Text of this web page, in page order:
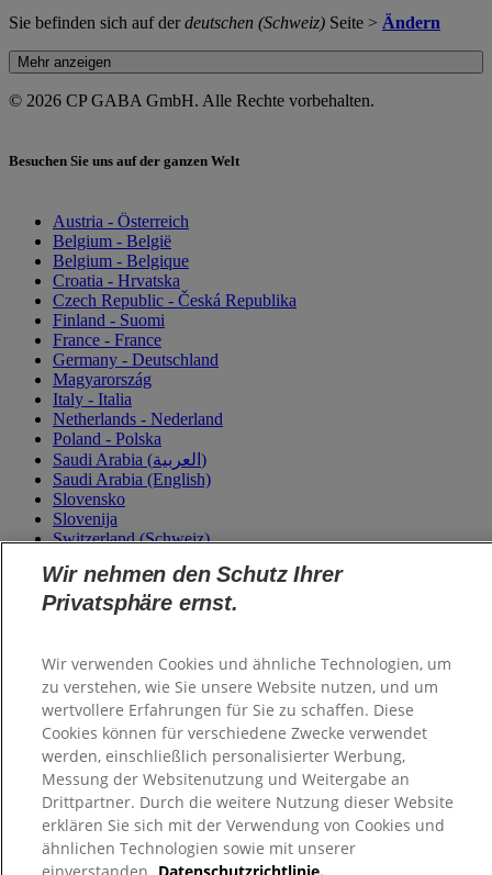
Sie befinden sich auf derdeutschen (Schweiz) Seite > Ändern
Mehr anzeigen
© 2026 CP GABA GmbH. Alle Rechte vorbehalten.
Besuchen Sie uns auf der ganzen Welt
Austria - Österreich
Belgium - België
Belgium - Belgique
Croatia - Hrvatska
Czech Republic - Česká Republika
Finland - Suomi
France - France
Germany - Deutschland
Magyarország
Italy - Italia
Netherlands - Nederland
Poland - Polska
Saudi Arabia (العربية)
Saudi Arabia (English)
Slovensko
Slovenija
Switzerland (Schweiz)
Turkey - Türkiye
Ukraine - Україна
Wir nehmen den Schutz Ihrer
Privatsphäre ernst.
Wir verwenden Cookies und ähnliche Technologien, um
zu verstehen, wie Sie unsere Website nutzen, und um
wertvollere Erfahrungen für Sie zu schaffen. Diese
Cookies können für verschiedene Zwecke verwendet
werden, einschließlich personalisierter Werbung,
Messung der Websitenutzung und Weitergabe an
Drittpartner. Durch die weitere Nutzung dieser Website
erklären Sie sich mit der Verwendung von Cookies und
ähnlichen Technologien sowie mit unserer